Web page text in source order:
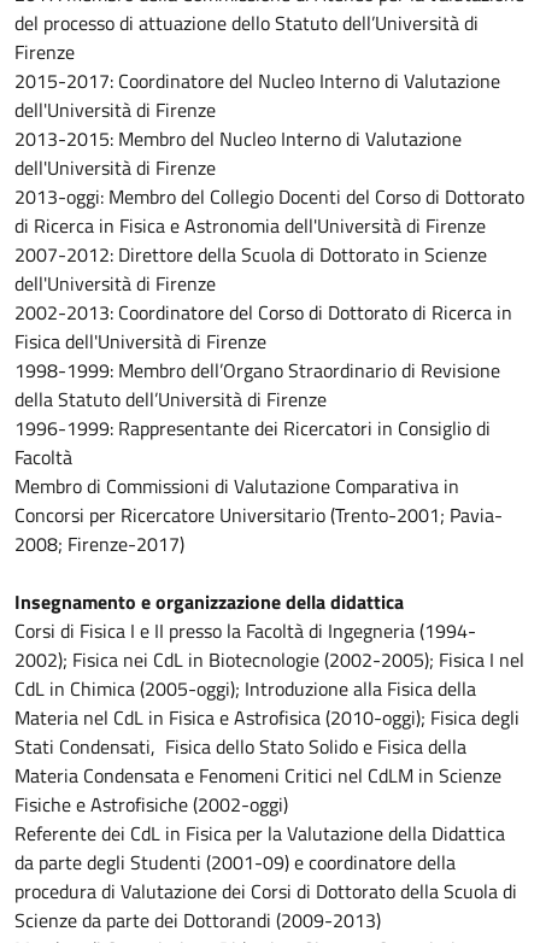
del processo di attuazione dello Statuto dell’Università di
Firenze
2015-2017: Coordinatore del Nucleo Interno di Valutazione
dell'Università di Firenze
2013-2015: Membro del Nucleo Interno di Valutazione
dell'Università di Firenze
2013-oggi: Membro del Collegio Docenti del Corso di Dottorato
di Ricerca in Fisica e Astronomia dell'Università di Firenze
2007-2012: Direttore della Scuola di Dottorato in Scienze
dell'Università di Firenze
2002-2013: Coordinatore del Corso di Dottorato di Ricerca in
Fisica dell'Università di Firenze
1998-1999: Membro dell’Organo Straordinario di Revisione
della Statuto dell’Università di Firenze
1996-1999: Rappresentante dei Ricercatori in Consiglio di
Facoltà
Membro di Commissioni di Valutazione Comparativa in
Concorsi per Ricercatore Universitario (Trento-2001; Pavia-
2008; Firenze-2017)
Insegnamento e organizzazione della didattica
Corsi di Fisica I e II presso la Facoltà di Ingegneria (1994-
2002); Fisica nei CdL in Biotecnologie (2002-2005); Fisica I nel
CdL in Chimica (2005-oggi); Introduzione alla Fisica della
Materia nel CdL in Fisica e Astrofisica (2010-oggi); Fisica degli
Stati Condensati, Fisica dello Stato Solido e Fisica della
Materia Condensata e Fenomeni Critici nel CdLM in Scienze
Fisiche e Astrofisiche (2002-oggi)
Referente dei CdL in Fisica per la Valutazione della Didattica
da parte degli Studenti (2001-09) e coordinatore della
procedura di Valutazione dei Corsi di Dottorato della Scuola di
Scienze da parte dei Dottorandi (2009-2013)